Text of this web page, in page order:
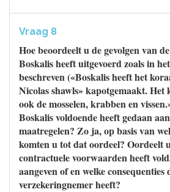
Vraag 8
Hoe beoordeelt u de gevolgen van
Boskalis heeft uitgevoerd zoals in
beschreven («Boskalis heeft het
Nicolas shawls» kapotgemaakt. Het
ook de mosselen, krabben en
Boskalis voldoende heeft gedaan
maatregelen? Zo ja, op basis van
komten u tot dat oordeel? Oordeelt
contractuele voorwaarden heeft
aangeven of en welke consequenties
verzekeringnemer heeft?